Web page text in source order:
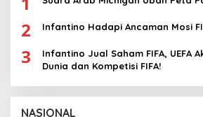
2 Infantino Hadapi Ancaman Mosi
3
Infantino Jual Saham FIFA, UEFA
Dunia dan Kompetisi FIFA!
NASIONAL